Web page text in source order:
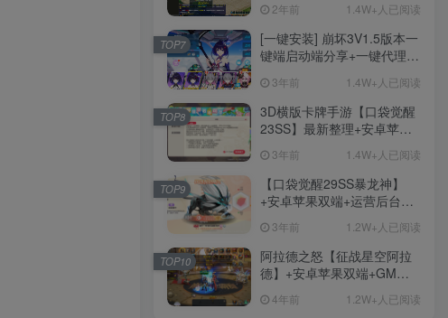
卡+剧情活动+视频搭建及其
他修改资料
2年前 1.4W+人已阅读
[一键安装] 崩坏3V1.5版本一
键端启动端分享+一键代理
ID+详细指令+极简一键修改
3年前 1.4W+人已阅读
TOP7
3D横版卡牌手游【口袋觉醒
23SS】最新整理+安卓苹果
细搭建教程
3年前 1.4W+人已阅读
TOP8
【口袋觉醒29SS暴龙神】
+安卓苹果双端+运营后台
端 3年前 1.2W+人已阅读
TOP9
阿拉德之怒【征战星空阿拉
德】+安卓苹果双端+GM授
+详细教程
4年前 1.2W+人已阅读
TOP10